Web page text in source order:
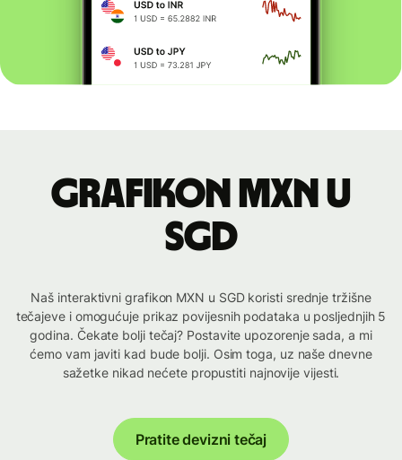
Grafikon MXN u
SGD
Naš interaktivni grafikon MXN u SGD koristi srednje tržišne
tečajeve i omogućuje prikaz povijesnih podataka u posljednjih 5
godina. Čekate bolji tečaj? Postavite upozorenje sada, a mi
ćemo vam javiti kad bude bolji. Osim toga, uz naše dnevne
sažetke nikad nećete propustiti najnovije vijesti.
Pratite devizni tečaj